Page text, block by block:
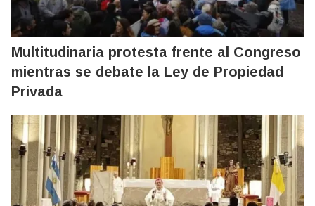
Multitudinaria protesta frente al Congreso
mientras se debate la Ley de Propiedad
Privada